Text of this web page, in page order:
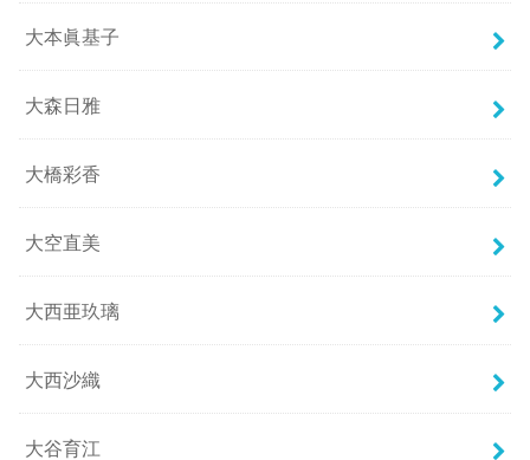
大本眞基子
大森日雅
大橋彩香
大空直美
大西亜玖璃
大西沙織
大谷育江